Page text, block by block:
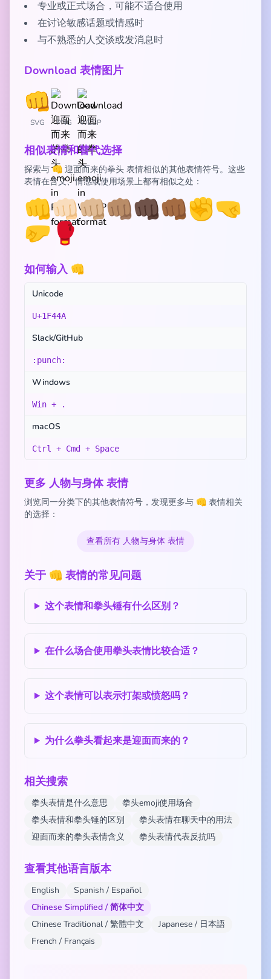
专业或正式场合，可能不适合使用
在讨论敏感话题或情感时
与不熟悉的人交谈或发消息时
Download 表情图片
SVG PNG WEBP
相似表情和替代选择
探索与 👊 迎面而来的拳头 表情相似的其他表情符号。这些
表情在含义、情感或使用场景上都有相似之处：
👊👊🏻👊🏼👊🏽👊🏿👊🏾✊🤜
🤛🥊
如何输入 👊
Unicode
U+1F44A
Slack/GitHub
:punch:
Windows
Win + .
macOS
Ctrl + Cmd + Space
更多 人物与身体 表情
浏览同一分类下的其他表情符号，发现更多与 👊 表情相关
的选择：
查看所有 人物与身体 表情
关于 👊 表情的常见问题
这个表情和拳头锤有什么区别？
在什么场合使用拳头表情比较合适？
这个表情可以表示打架或愤怒吗？
为什么拳头看起来是迎面而来的？
相关搜索
拳头表情是什么意思
拳头emoji使用场合
拳头表情和拳头锤的区别
拳头表情在聊天中的用法
迎面而来的拳头表情含义
拳头表情代表反抗吗
查看其他语言版本
English
Spanish / Español
Chinese Simplified / 简体中文
Chinese Traditional / 繁體中文
Japanese / 日本語
French / Français